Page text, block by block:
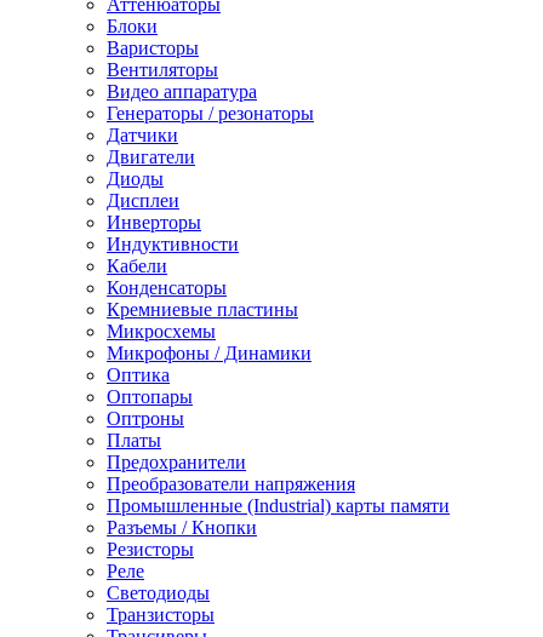
Аттенюаторы
Блоки
Варисторы
Вентиляторы
Видео аппаратура
Генераторы / резонаторы
Датчики
Двигатели
Диоды
Дисплеи
Инверторы
Индуктивности
Кабели
Конденсаторы
Кремниевые пластины
Микросхемы
Микрофоны / Динамики
Оптика
Оптопары
Оптроны
Платы
Предохранители
Преобразователи напряжения
Промышленные (Industrial) карты памяти
Разъемы / Кнопки
Резисторы
Реле
Светодиоды
Транзисторы